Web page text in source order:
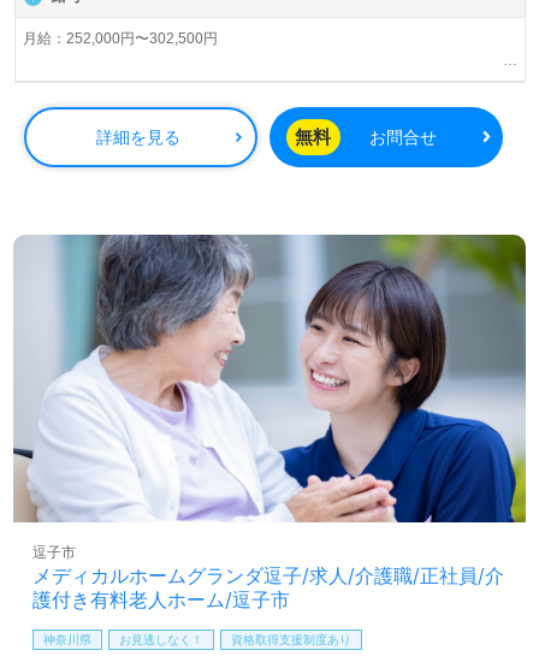
す。業界トップクラスの施設数を誇り、ワンランク上の介
も充実。『入社してよかった！』のお声も届く企業様で
す。
◎次のステージは新たな気持ちでジョインする！『笑顔と
看護助手や介護職経験のある方はもちろん、これから介護
職を目指される方も幅広く募集します。介護業界未経験者
も大歓迎！2024.11新規開設事業所様です。入社時期はあ
なたのご希望に合わせてご相談可能です。仕事をしながら
キャリアアップできる環境面、多彩なキャリアプラン、そ
れぞれの成長に合わせた教育研修プログラムもおすすめポ
イント！『介護職を通じて人の役に立ちたい、やりがいの
ある仕事をしたい』『資格取得を目指している、専門性を
高めたい』『多彩なキャリアプランにチャレンジしたい』
『新しい仲間たちと事業所を盛り上げたい』『転職でキャ
リアチェンジ、環境を変えて働きたい』等の方も大歓迎で
す。選考フローや働き方等＜オープニングスタッフ紹介専
任コンサルタント＞よりご案内します。お問い合わせも遠
慮なくお願いします。
験応募可能
月給：252,000円〜302,500円
交通費規定内支給
残業手当
資格手当：初任者研修6,000円/月、介護福祉士21,500円/月、ケアマネ5,000
※介護福祉士手当を支給の場合は対象外となります。
社内専門資格手当
年末年始手当
保育手当：10,000円（規定あり）
有給取得促進手当
賞与（年2回）
昇給（年1回、定期昇給、昇格による基本給アップあり）
詳細を見る 無料 お問合せ
メディカルホームグランダ逗子/求人/介護職/正社員/介
護付き有料老人ホーム/逗子市
逗子市
神奈川県 お見逃しなく！ 資格取得支援制度あり